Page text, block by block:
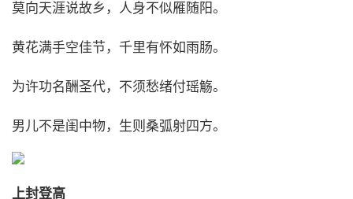
莫向天涯说故乡，人身不似雁随阳。
黄花满手空佳节，千里有怀如雨肠。
为许功名酬圣代，不须愁绪付瑶觞。
男儿不是闺中物，生则桑弧射四方。
上封登高